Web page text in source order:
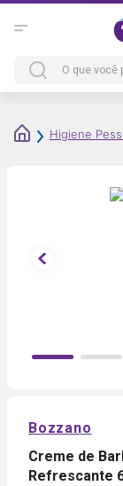
Higiene
Bozzano
Creme de
Refrescante